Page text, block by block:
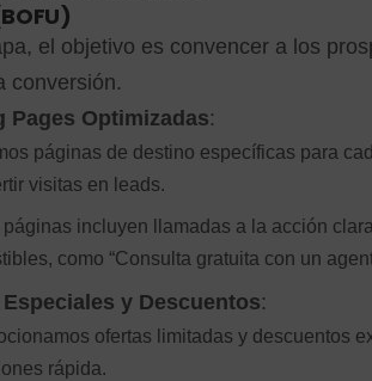
el objetivo es convencer a los
conversión.
Pages Optimizadas:
páginas de destino específicas para
visitas en leads.
páginas incluyen llamadas a la acción
como “Consulta gratuita con un
y Descuentos:
ofertas limitadas y descuentos
rápida.